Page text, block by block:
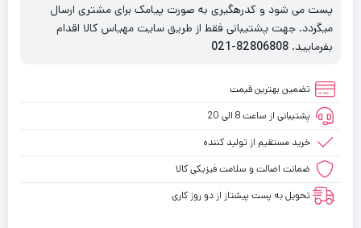
پست می شود و کدرهگیری به صورت پیامک برای مشتری ارسال
میگردد. جهت پشتیبانی فقط از طریق سایت مهیاس کالا اقدام
بفرمایید. 82806808-021
تضمین بهترین قیمت
پشتیبانی از ساعت 8 الی 20
خرید مستقیم از تولید کننده
ضمانت اصالت و سلامت فیزیکی کالا
تحویل به پست پیشتاز از دو روز کاری